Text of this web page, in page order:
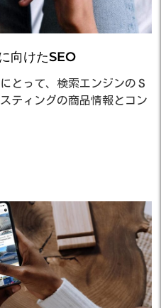
向けたSEO
とって、検索エンジンのＳ
ティングの商品情報とコン